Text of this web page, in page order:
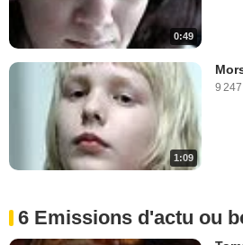
0:49
1:09
9
6 Emissions d'actu ou